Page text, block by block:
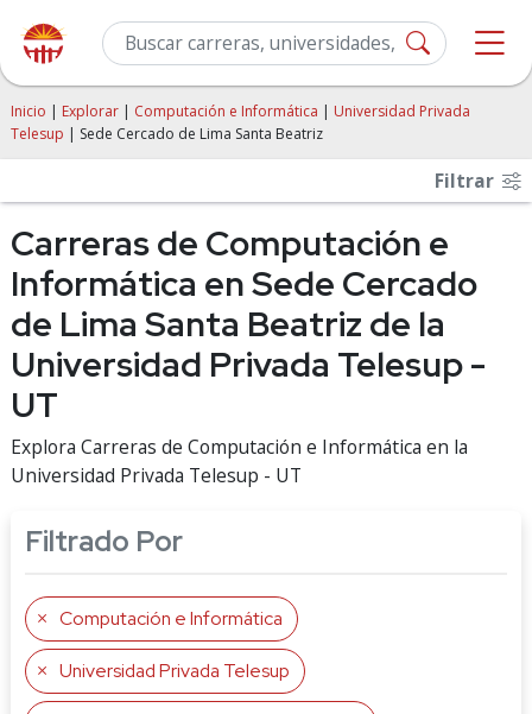
Inicio | Explorar | Computación e Informática | Universidad Privada
Telesup | Sede Cercado de Lima Santa Beatriz
Filtrar
Carreras de Computación e
Informática en Sede Cercado
de Lima Santa Beatriz de la
Universidad Privada Telesup -
UT
Explora Carreras de Computación e Informática en la
Universidad Privada Telesup - UT
Filtrado Por
Computación e Informática
Universidad Privada Telesup